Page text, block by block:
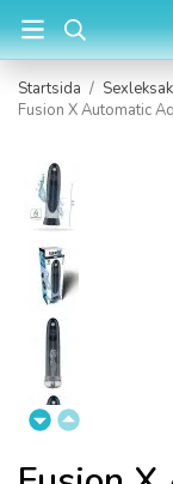
Startsida /
Fusion X Automatic